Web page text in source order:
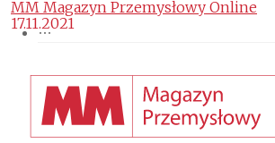
MM Magazyn Przemysłowy Online
17.11.2021